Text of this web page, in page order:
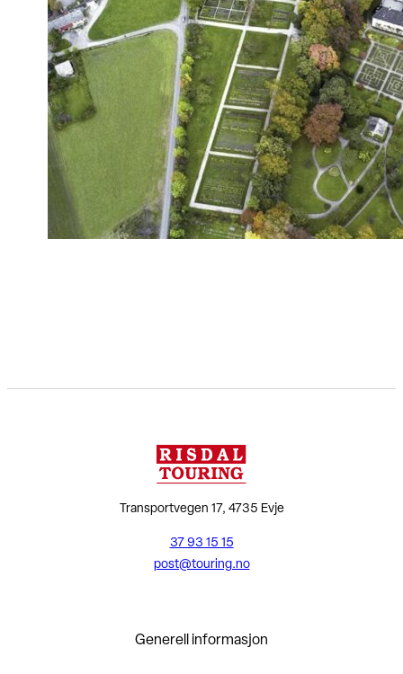
Transportvegen 17, 4735 Evje
37 93 15 15
post@touring.no
Generell informasjon